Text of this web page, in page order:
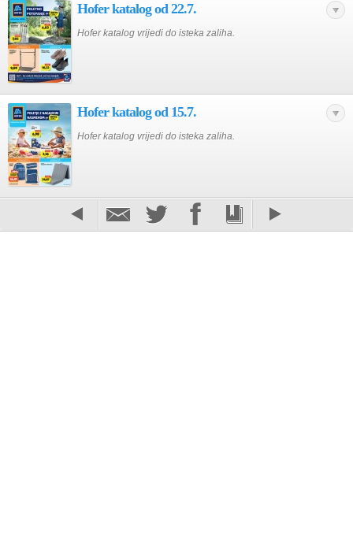
Hofer katalog od 22.7.
Hofer katalog vrijedi do isteka zaliha.
Hofer katalog od 15.7.
Hofer katalog vrijedi do isteka zaliha.